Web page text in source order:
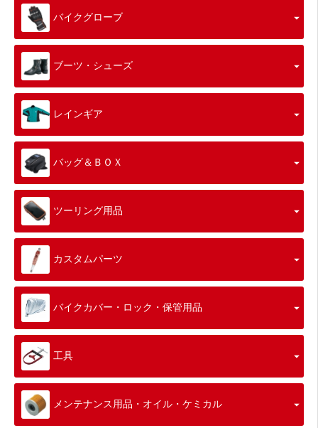
バイクグローブ
ブーツ・シューズ
レインギア
バッグ＆ＢＯＸ
ツーリング用品
カスタムパーツ
バイクカバー・ロック・保管用品
工具
メンテナンス用品・オイル・ケミカル